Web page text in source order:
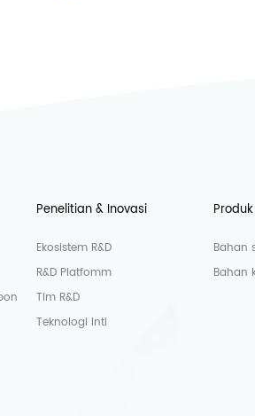
Penelitian & Inovasi
Ekosistem R&D
R&D Platfomm
Tim R&D
Teknologi Inti
Bahan
Bahan